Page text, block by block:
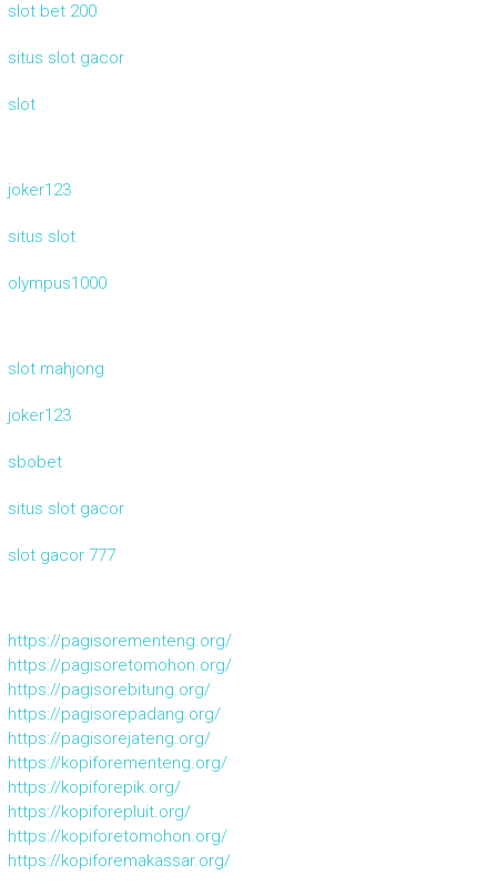
slot bet 200
situs slot gacor
slot
joker123
situs slot
olympus1000
slot mahjong
joker123
sbobet
situs slot gacor
slot gacor 777
https://pagisorementeng.org/
https://pagisoretomohon.org/
https://pagisorebitung.org/
https://pagisorepadang.org/
https://pagisorejateng.org/
https://kopiforementeng.org/
https://kopiforepik.org/
https://kopiforepluit.org/
https://kopiforetomohon.org/
https://kopiforemakassar.org/